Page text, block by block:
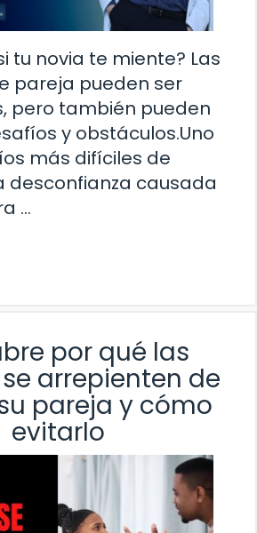
tu novia te miente? Las
pareja pueden ser
pero también pueden
y obstáculos.Uno
más difíciles de
desconfianza causada
…
por qué las
arrepienten de
pareja y cómo
evitarlo